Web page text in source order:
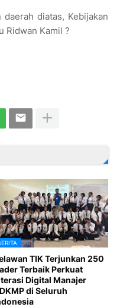
diatas, Kebijakan
Ridwan Kamil ?
TIK Terjunkan 250
Terbaik Perkuat
Digital Manajer
di Seluruh